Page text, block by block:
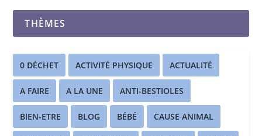
THÈMES
0 DÉCHET ACTIVITÉ PHYSIQUE ACTUALITÉ
A FAIRE A LA UNE ANTI-BESTIOLES
BIEN-ETRE BLOG BÉBÉ CAUSE ANIMAL